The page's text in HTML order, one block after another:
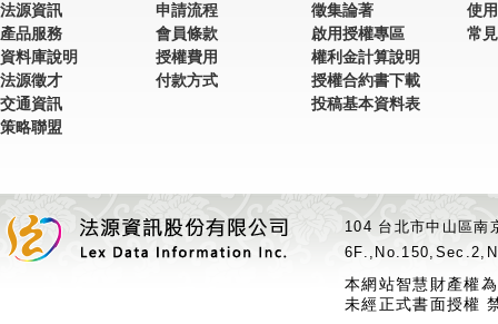
法源資訊
產品服務
資料庫說明
法源徵才
交通資訊
策略聯盟
申請流程
會員條款
授權費用
付款方式
徵集論著
啟用授權專區
權利金計算說明
授權合約書下載
投稿基本資料表
使
常
104 台北市中山區
本網站智慧財產權
未經正式書面授權